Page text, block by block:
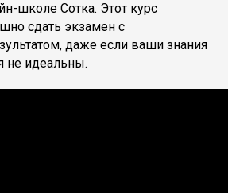
школе Сотка. Этот курс
сдать экзамен с
даже если ваши знания
не идеальны.